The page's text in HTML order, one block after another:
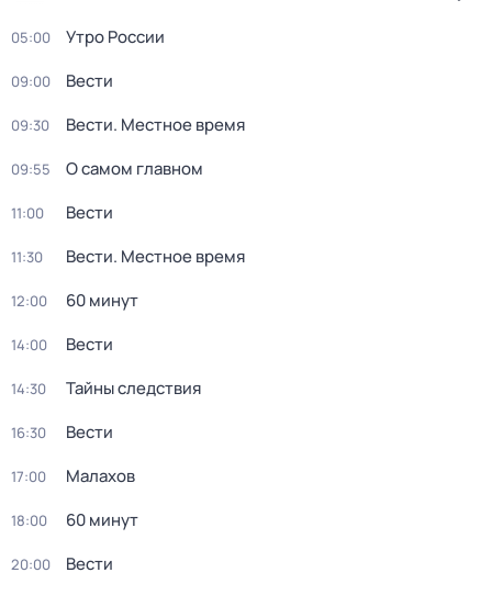
05:00 Утро России
09:00 Вести
09:30 Вести. Местное время
09:55 О самом главном
11:00 Вести
11:30 Вести. Местное время
12:00 60 минут
14:00 Вести
14:30 Тайны следствия
16:30 Вести
17:00 Малахов
18:00 60 минут
20:00 Вести